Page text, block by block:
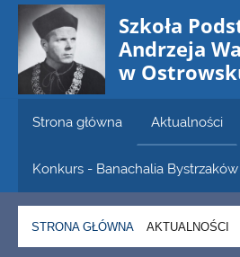
Szkoła
Andrzeja
w
Strona główna Aktualności
Konkurs - Banachalia Bystrzaków
STRONA GŁÓWNA AKTUALNOŚCI